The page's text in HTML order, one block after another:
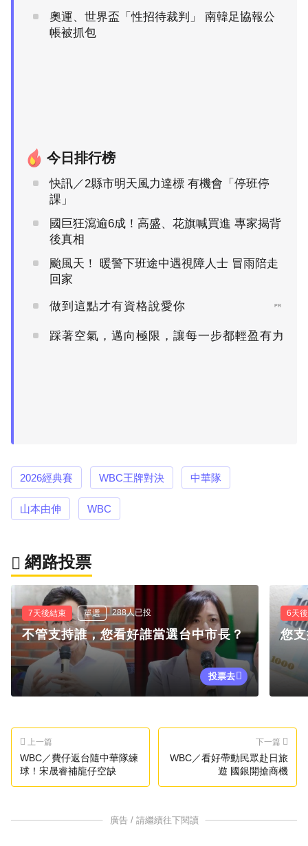
奧運、世界盃「性招待裁判」 南韓足協報公
帳被抓包
今日排行榜
快訊／2縣市明天風力達標 有機會「停班停
課」
國巨狂瀉逾6成！高盛、花旗喊買進 專家揭背
後真相
颱風天！ 暖警下班途中遇視障人士 冒雨陪走
回家
做到這點才有資格說愛你 PR
踩著空氣，邁向極限，讓每一步都輕盈有力
PR
2026經典賽 WBC王牌對決 中華隊
山本由伸 WBC
網路投票
7天後結束 單選 288人已投
不管支持誰，您看好誰當選台中市長？
投票去
6天
您
上一篇
WBC／費仔返台隨中華隊練
球！宋晟睿補龍仔空缺
下一篇
WBC／看好帶動民眾赴日旅
遊 國銀開搶商機
廣告 / 請繼續往下閱讀